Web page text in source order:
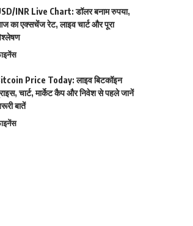
INR Live Chart: डॉलर बनाम रुपया,
का एक्सचेंज रेट, लाइव चार्ट और पूरा
Price Today: लाइव बिटकॉइन
चार्ट, मार्केट कैप और निवेश से पहले जानें
बातें